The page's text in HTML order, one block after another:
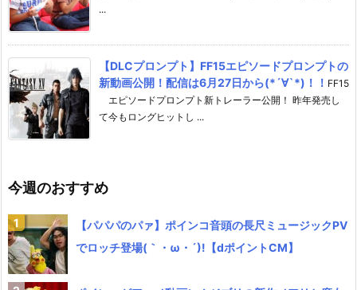
...
【DLCプロンプト】FF15エピソードプロンプトの
新動画公開！配信は6月27日から(*´∀`*)！！ FF15
エピソードプロンプト新トレーラー公開！ 昨年発売し
て今もロングヒットし ...
今週のおすすめ
【パパパのパァ】ポインコ音頭の長尺ミュージックPV
でロッチ登場(｀・ω・´)!【dポイントCM】